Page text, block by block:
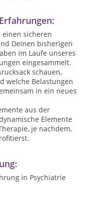
einen sicheren
Deinen bisherigen
im Laufe unseres
eingesammelt.
schauen,
welche Belastungen
in ein neues
aus der
Elemente
je nachdem,
in Psychiatrie